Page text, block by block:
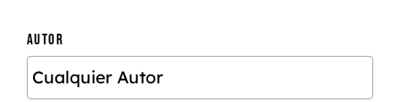
AUTOR